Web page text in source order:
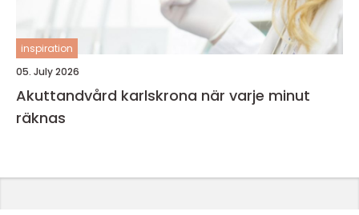
inspiration
05. July 2026
Akuttandvård karlskrona när varje minut
räknas